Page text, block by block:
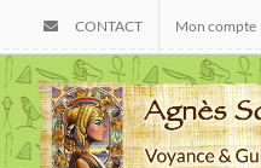
content
CONTACT Mon compte